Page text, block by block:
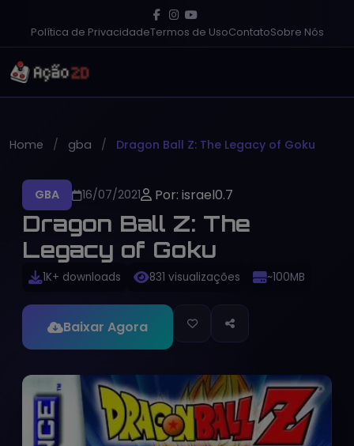
Política de PrivacidadeTermos de UsoContatoSobre Nós
Home gba Dragon Ball Z: The Legacy of Goku
GBA 16/07/2021 Por: israel0.7
Dragon Ball Z: The
Legacy of Goku
1K+ downloads 831 visualizações ~100MB
Baixar Agora